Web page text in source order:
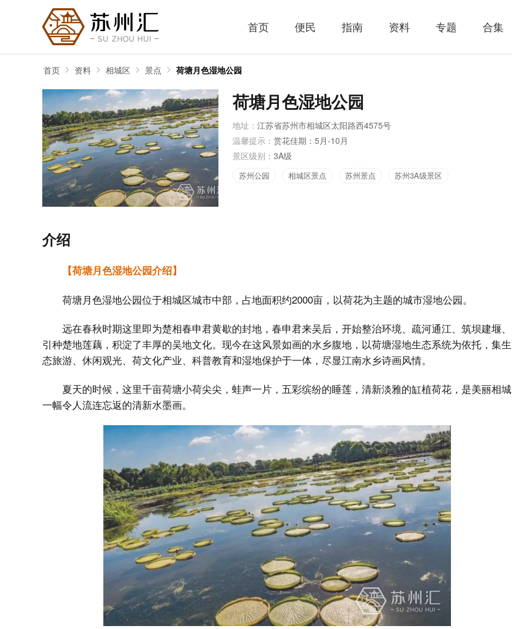
首页 便民 指南 资料 专题 合集
首页 资料 相城区 景点 荷塘月色湿地公园
荷塘月色湿地公园
地址： 江苏省苏州市相城区太阳路西4575号
温馨提示： 赏花佳期：5月-10月
景区级别： 3A级
苏州公园 相城区景点 苏州景点 苏州3A级景区
介绍
【荷塘月色湿地公园介绍】
荷塘月色湿地公园位于相城区城市中部，占地面积约2000亩，以荷花为主题的城市湿地公园。
远在春秋时期这里即为楚相春申君黄歇的封地，春申君来吴后，开始整治环境、疏河通江、筑坝建堰、
引种楚地莲藕，积淀了丰厚的吴地文化。现今在这风景如画的水乡腹地，以荷塘湿地生态系统为依托，集生
态旅游、休闲观光、荷文化产业、科普教育和湿地保护于一体，尽显江南水乡诗画风情。
夏天的时候，这里千亩荷塘小荷尖尖，蛙声一片，五彩缤纷的睡莲，清新淡雅的缸植荷花，是美丽相城
一幅令人流连忘返的清新水墨画。